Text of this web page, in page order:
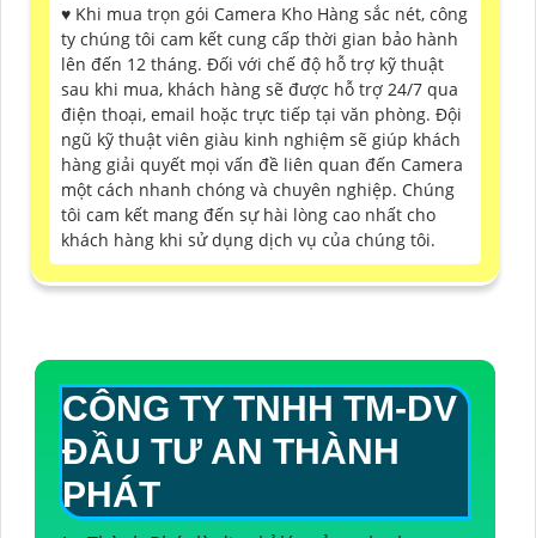
♥️ Khi mua trọn gói Camera Kho Hàng sắc nét, công
ty chúng tôi cam kết cung cấp thời gian bảo hành
lên đến 12 tháng. Đối với chế độ hỗ trợ kỹ thuật
sau khi mua, khách hàng sẽ được hỗ trợ 24/7 qua
điện thoại, email hoặc trực tiếp tại văn phòng. Đội
ngũ kỹ thuật viên giàu kinh nghiệm sẽ giúp khách
hàng giải quyết mọi vấn đề liên quan đến Camera
một cách nhanh chóng và chuyên nghiệp. Chúng
tôi cam kết mang đến sự hài lòng cao nhất cho
khách hàng khi sử dụng dịch vụ của chúng tôi.
CÔNG TY TNHH TM-DV
ĐẦU TƯ AN THÀNH
PHÁT